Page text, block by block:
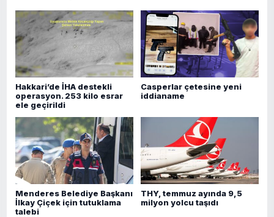
Hakkari’de İHA destekli
operasyon. 253 kilo esrar
ele geçirildi
Casperlar çetesine yeni
iddianame
Menderes Belediye Başkanı
İlkay Çiçek için tutuklama
talebi
THY, temmuz ayında 9,5
milyon yolcu taşıdı